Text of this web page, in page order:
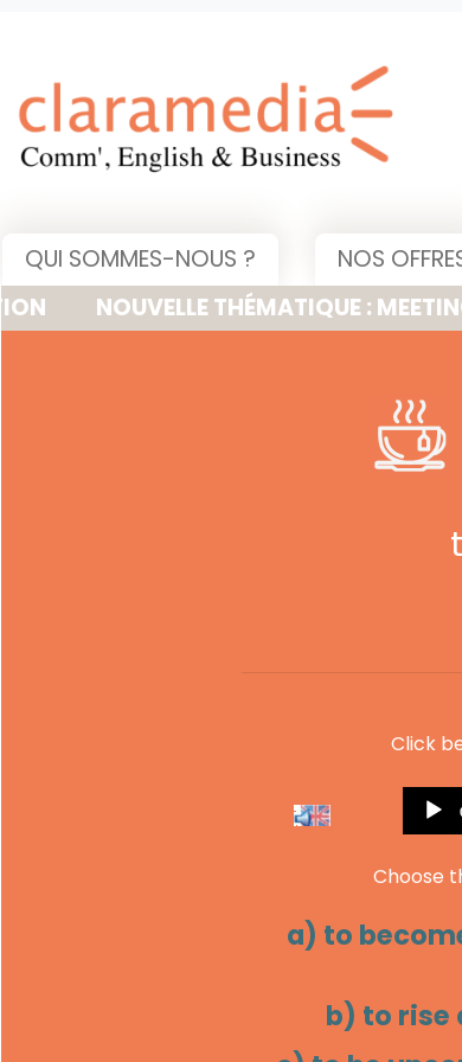
QUI SOMMES-NOUS ? NOS
NOUVELLE THÉMATIQUE : MEETING,
Click
Choose
a) to
b) to rise